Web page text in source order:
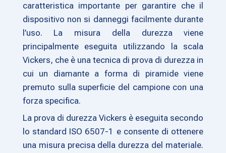
caratteristica importante per garantire che il
dispositivo non si danneggi facilmente durante
l’uso. La misura della durezza viene
principalmente eseguita utilizzando la scala
Vickers, che è una tecnica di prova di durezza in
cui un diamante a forma di piramide viene
premuto sulla superficie del campione con una
forza specifica.
La prova di durezza Vickers è eseguita secondo
lo standard ISO 6507-1 e consente di ottenere
una misura precisa della durezza del materiale.